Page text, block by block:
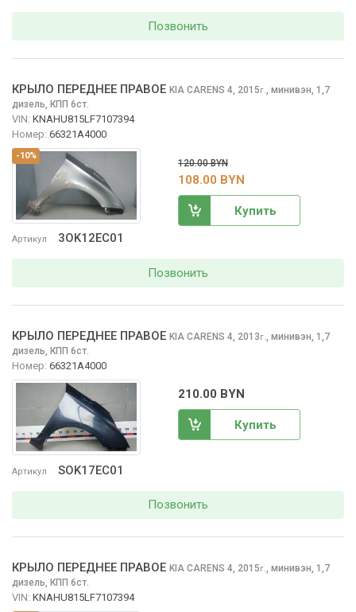
Позвонить
-10%
Артикул 3OK12EC01
КРЫЛО ПЕРЕДНЕЕ ПРАВОЕ KIA CARENS 4, 2015г., минивэн, 1,7
дизель, КПП 6ст.
VIN: KNAHU815LF7107394
Номер: 66321A4000
120.00 BYN
108.00 BYN
Купить
Позвонить
Артикул SOK17EC01
КРЫЛО ПЕРЕДНЕЕ ПРАВОЕ KIA CARENS 4, 2013г., минивэн, 1,7
дизель, КПП 6ст.
Номер: 66321A4000
210.00 BYN
Купить
Позвонить
КРЫЛО ПЕРЕДНЕЕ ПРАВОЕ KIA CARENS 4, 2015г., минивэн, 1,7
дизель, КПП 6ст.
VIN: KNAHU815LF7107394